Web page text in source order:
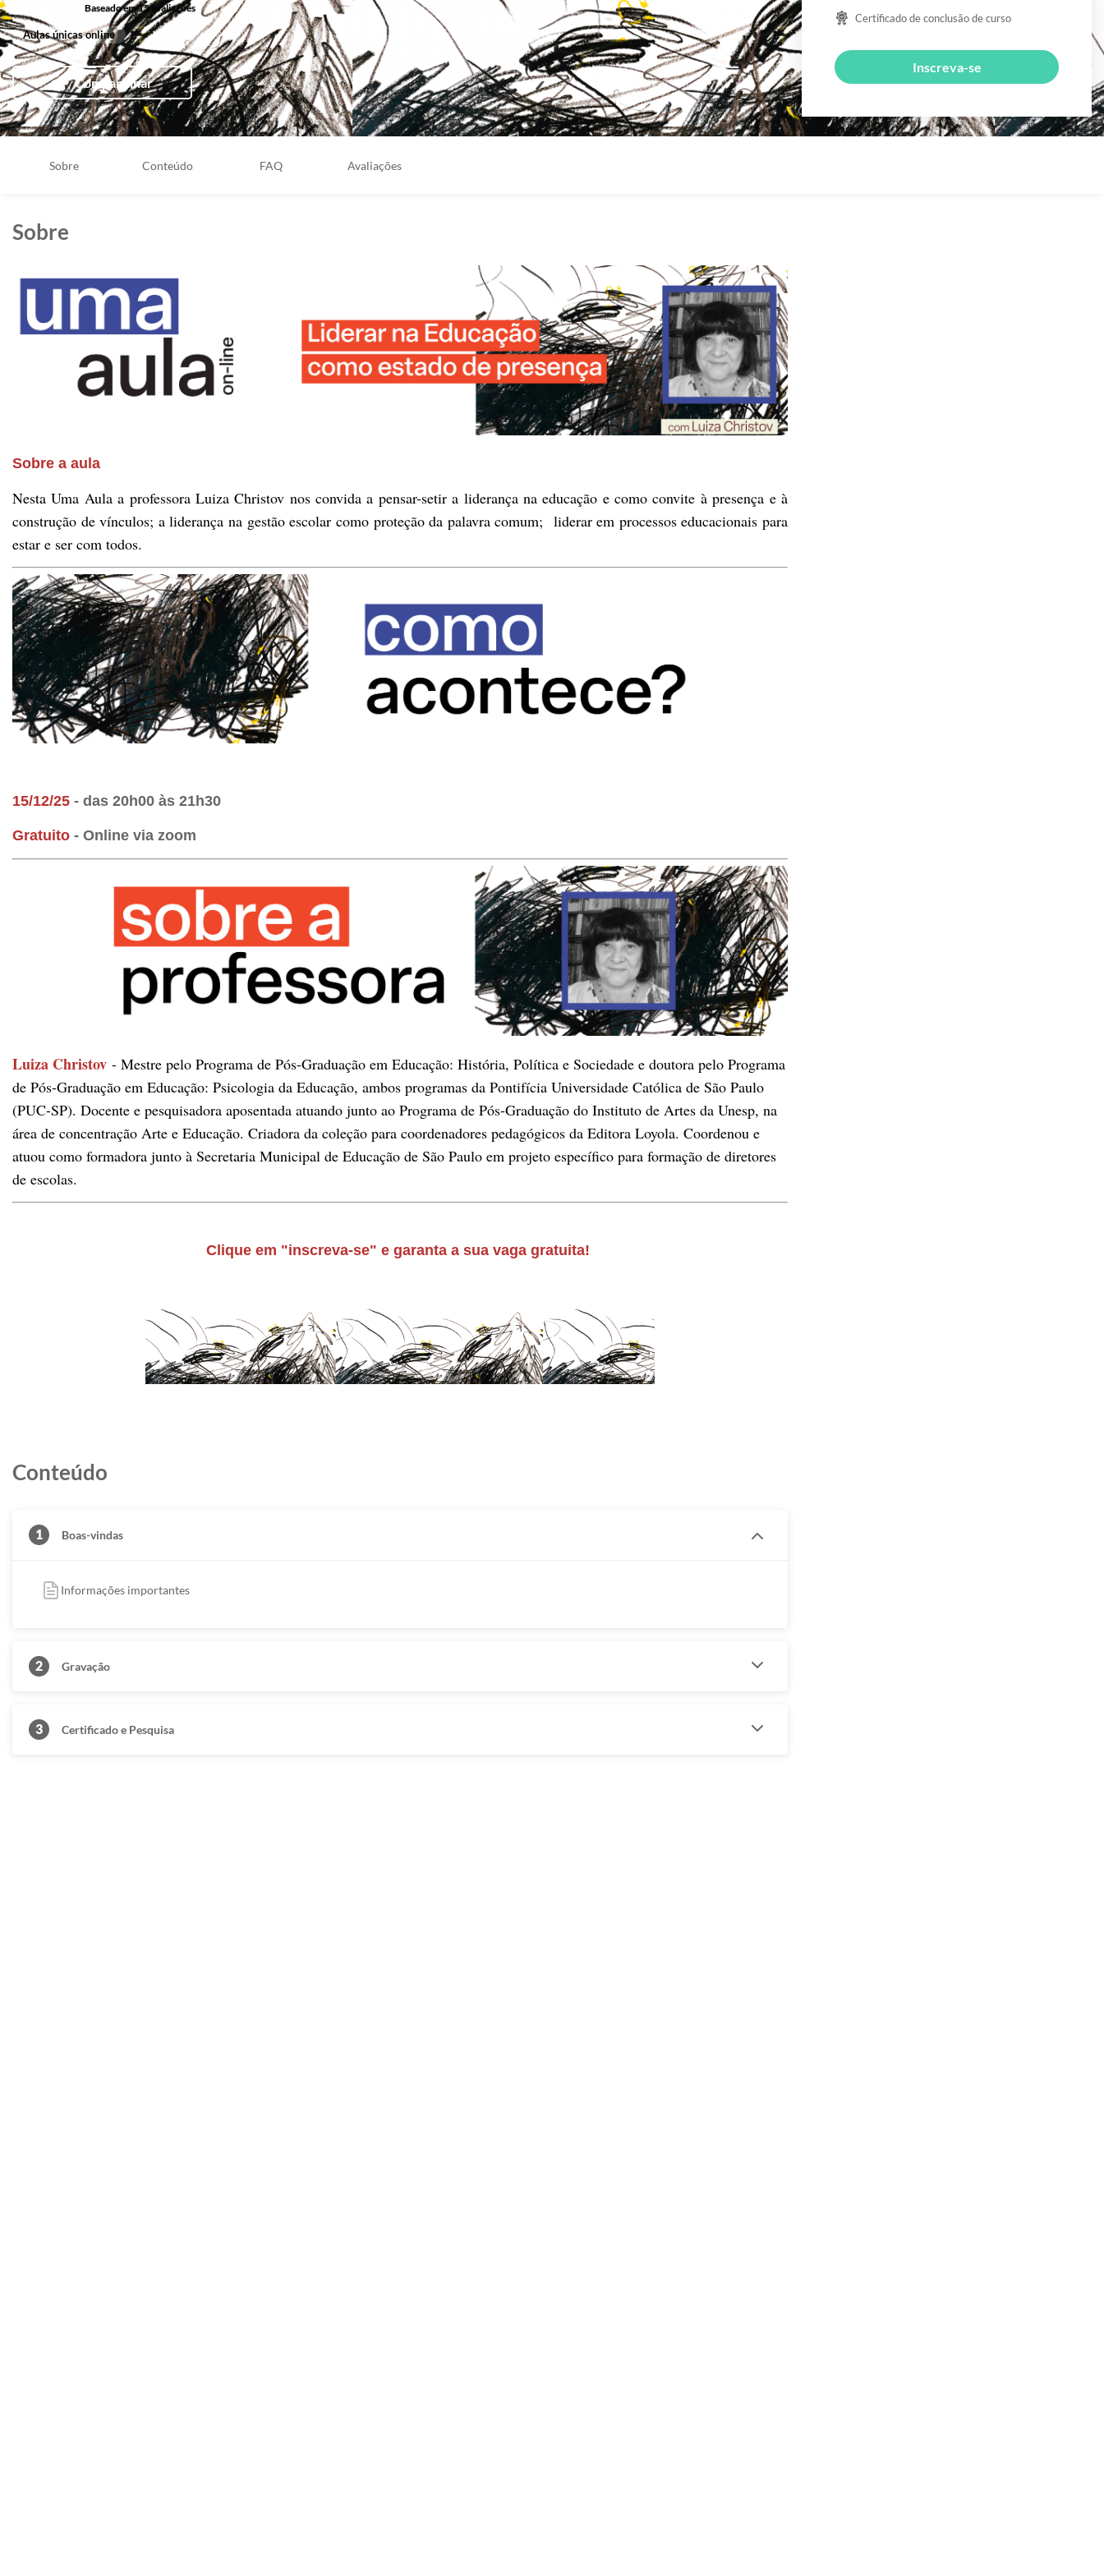
Baseado em 15 avaliações
Aulas únicas online
Compartilhar
Sobre Conteúdo FAQ Avaliações
Sobre
Sobre a aula
Nesta Uma Aula a professora Luiza Christov nos convida a pensar-setir a liderança na educação e como convite à presença e à
construção de vínculos; a liderança na gestão escolar como proteção da palavra comum; liderar em processos educacionais para
estar e ser com todos.
15/12/25 - das 20h00 às 21h30
Gratuito - Online via zoom
Luiza Christov - Mestre pelo Programa de Pós-Graduação em Educação: História, Política e Sociedade e doutora pelo Programa
de Pós-Graduação em Educação: Psicologia da Educação, ambos programas da Pontifícia Universidade Católica de São Paulo
(PUC-SP). Docente e pesquisadora aposentada atuando junto ao Programa de Pós-Graduação do Instituto de Artes da Unesp, na
área de concentração Arte e Educação. Criadora da coleção para coordenadores pedagógicos da Editora Loyola. Coordenou e
atuou como formadora junto à Secretaria Municipal de Educação de São Paulo em projeto específico para formação de diretores
de escolas.
Clique em "inscreva-se" e garanta a sua vaga gratuita!
Conteúdo
1 Boas-vindas
Informações importantes
2 Gravação
3 Certificado e Pesquisa
Certificado de conclusão de curso
Inscreva-se